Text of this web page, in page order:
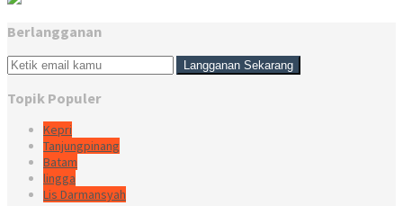
Berlangganan
Topik Populer
Kepri
Tanjungpinang
Batam
lingga
Lis Darmansyah